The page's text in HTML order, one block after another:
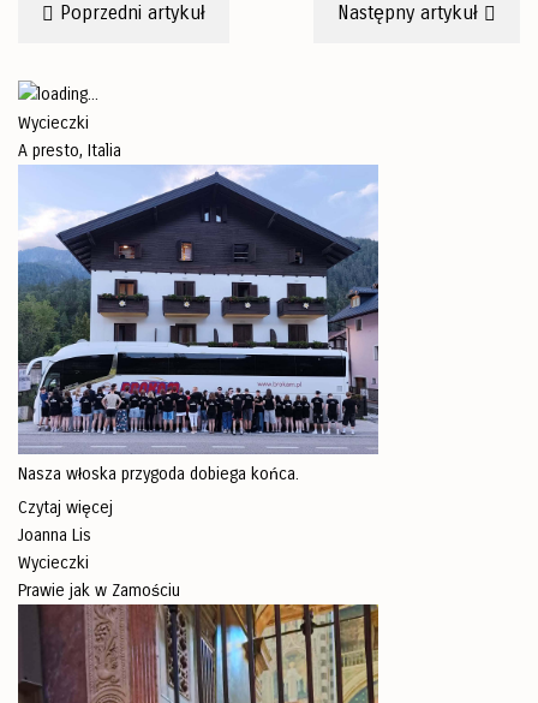
Poprzedni artykuł Następny artykuł
Wycieczki
A presto, Italia
Nasza włoska przygoda dobiega końca.
Czytaj więcej
Joanna Lis
Wycieczki
Prawie jak w Zamościu